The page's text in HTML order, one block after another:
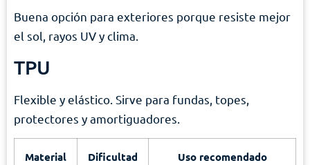
Buena opción para exteriores porque resiste mejor
el sol, rayos UV y clima.
TPU
Flexible y elástico. Sirve para fundas, topes,
protectores y amortiguadores.
Material Dificultad Uso recomendado